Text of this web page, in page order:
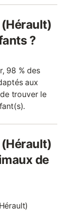
?
98 % des
aux
trouver le
de